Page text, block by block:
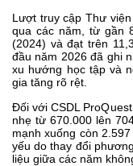
Lượt truy cập Thư
qua các năm, từ gần
(2024) và đạt trên
đầu năm 2026 đã ghi
xu hướng học tập và
gia tăng rõ rệt.
Đối với CSDL
nhẹ từ 670.000 lên
mạnh xuống còn
yếu do thay đổi
liệu giữa các năm